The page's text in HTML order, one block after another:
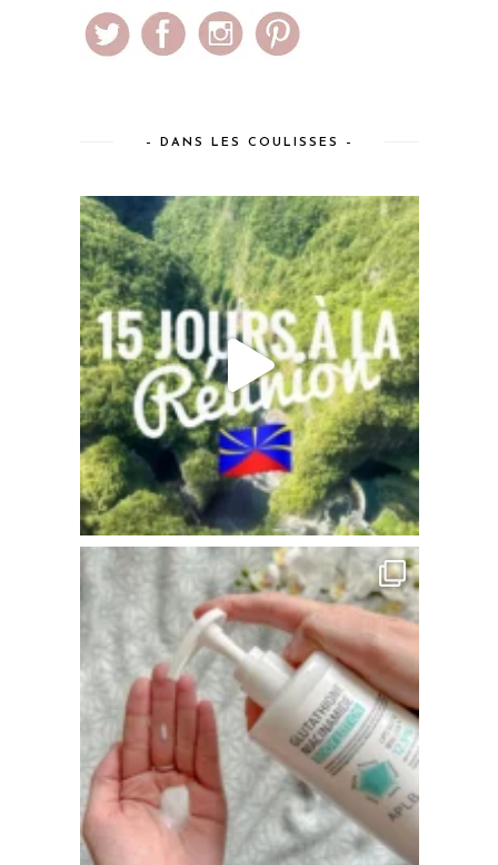
– DANS LES COULISSES –